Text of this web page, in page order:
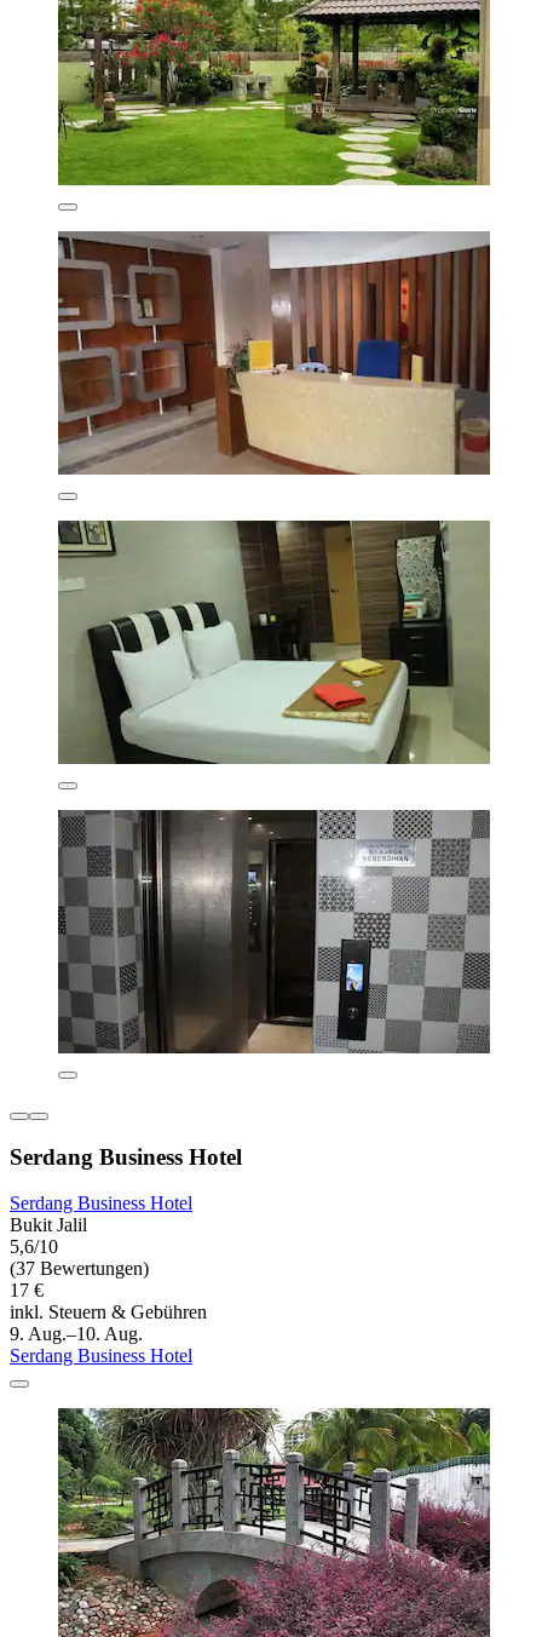
Serdang Business Hotel
Serdang Business Hotel
Bukit Jalil
5,6/10
(37 Bewertungen)
17 €
inkl. Steuern & Gebühren
9. Aug.–10. Aug.
Serdang Business Hotel